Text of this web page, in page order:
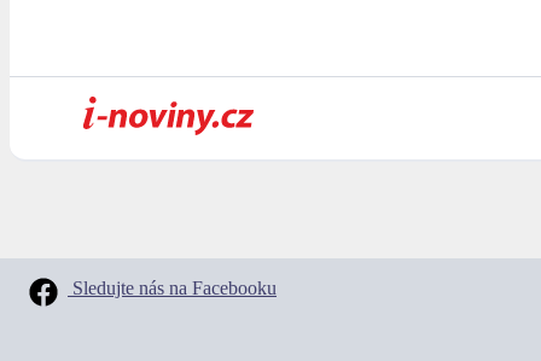
Sledujte nás na Facebooku